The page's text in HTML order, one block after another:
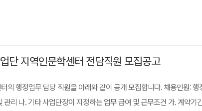
단 지역인문학센터 전담직원 모집공고
행정업무 담당 직원을 아래와 같이 공개 모집합니다. 채용인원: 행
리 나. 기타 사업단장이 지정하는 업무 급여 및 근무조건 가. 계약기